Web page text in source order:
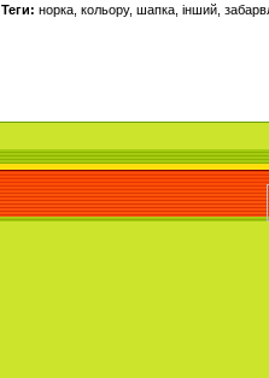
Теги: норка, кольору, шапка, інший,